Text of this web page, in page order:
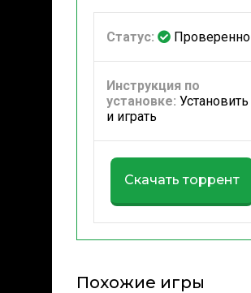
Статус: Проверенно
Инструкция по
установке: Установить
и играть
Скачать торрент
Похожие игры